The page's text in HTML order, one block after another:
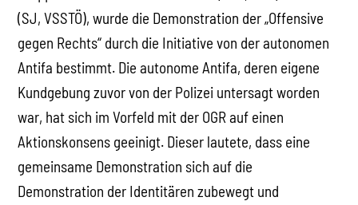
(SJ, VSSTÖ), wurde die Demonstration der „Offensive
gegen Rechts“ durch die Initiative von der autonomen
Antifa bestimmt. Die autonome Antifa, deren eigene
Kundgebung zuvor von der Polizei untersagt worden
war, hat sich im Vorfeld mit der OGR auf einen
Aktionskonsens geeinigt. Dieser lautete, dass eine
gemeinsame Demonstration sich auf die
Demonstration der Identitären zubewegt und